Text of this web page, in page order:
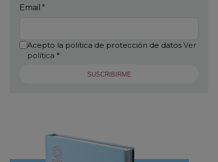
Email *
Acepto la política de protección de datos Ver
política *
SUSCRIBIRME